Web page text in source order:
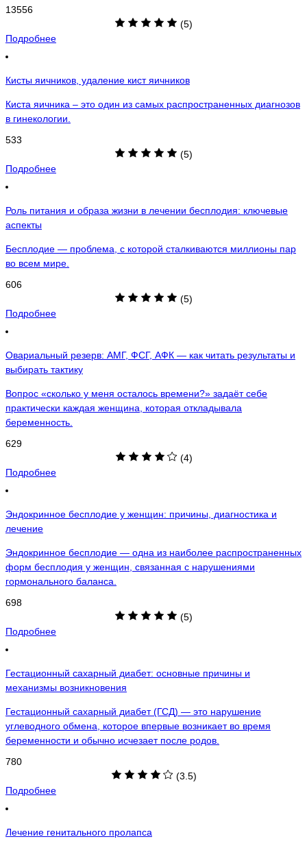
13556
(5)
Подробнее
Кисты яичников, удаление кист яичников
Киста яичника – это один из самых распространенных диагнозов
в гинекологии.
533
(5)
Подробнее
Роль питания и образа жизни в лечении бесплодия: ключевые
аспекты
Бесплодие — проблема, с которой сталкиваются миллионы пар
во всем мире.
606
(5)
Подробнее
Овариальный резерв: АМГ, ФСГ, АФК — как читать результаты и
выбирать тактику
Вопрос «сколько у меня осталось времени?» задаёт себе
практически каждая женщина, которая откладывала
беременность.
629
(4)
Подробнее
Эндокринное бесплодие у женщин: причины, диагностика и
лечение
Эндокринное бесплодие — одна из наиболее распространенных
форм бесплодия у женщин, связанная с нарушениями
гормонального баланса.
698
(5)
Подробнее
Гестационный сахарный диабет: основные причины и
механизмы возникновения
Гестационный сахарный диабет (ГСД) — это нарушение
углеводного обмена, которое впервые возникает во время
беременности и обычно исчезает после родов.
780
(3.5)
Подробнее
Лечение генитального пролапса